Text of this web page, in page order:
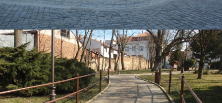
Brno, Krautmarkt